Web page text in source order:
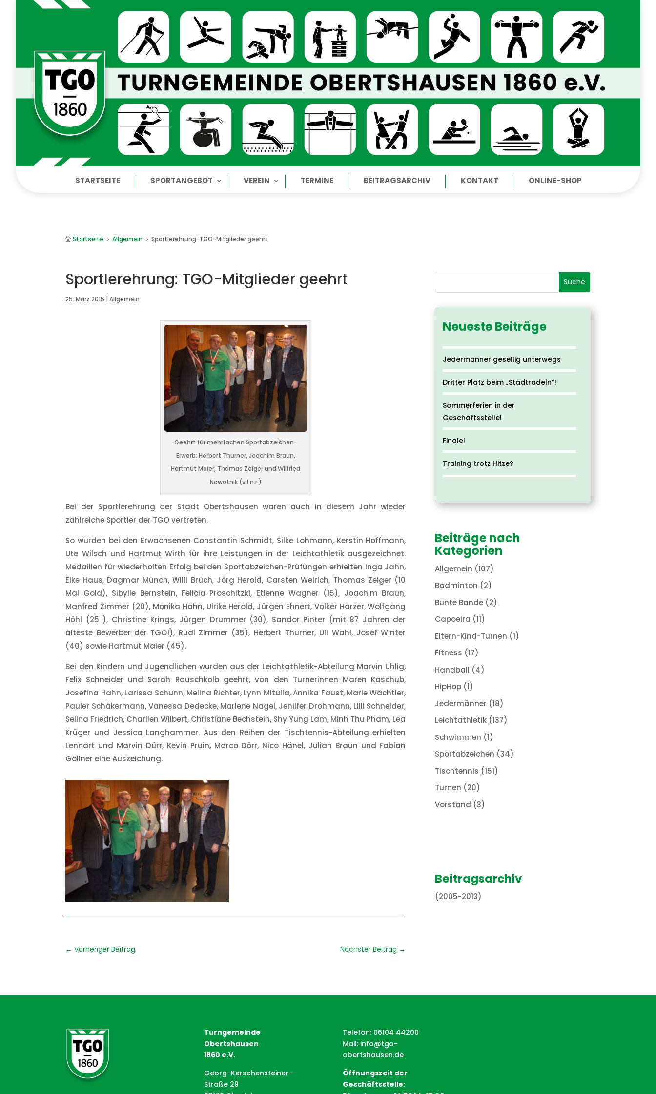
STARTSEITE SPORTANGEBOT VEREIN TERMINE BEITRAGSARCHIV KONTAKT ONLINE-SHOP
 Startseite 5 Allgemein 5 Sportlerehrung: TGO-Mitglieder geehrt
Sportlerehrung: TGO-Mitglieder geehrt
25. März 2015 |Allgemein
Geehrt für mehrfachen Sportabzeichen-
Erwerb: Herbert Thurner, Joachim Braun,
Hartmut Maier, Thomas Zeiger und Wilfried
Nowotnik (v.l.n.r.)
Bei der Sportlerehrung der Stadt Obertshausen waren auch in diesem Jahr wieder
zahlreiche Sportler der TGO vertreten.
So wurden bei den Erwachsenen Constantin Schmidt, Silke Lohmann, Kerstin Hoffmann,
Ute Wilsch und Hartmut Wirth für ihre Leistungen in der Leichtathletik ausgezeichnet.
Medaillen für wiederholten Erfolg bei den Sportabzeichen-Prüfungen erhielten Inga Jahn,
Elke Haus, Dagmar Münch, Willi Brüch, Jörg Herold, Carsten Weirich, Thomas Zeiger (10
Mal Gold), Sibylle Bernstein, Felicia Proschitzki, Etienne Wagner (15), Joachim Braun,
Manfred Zimmer (20), Monika Hahn, Ulrike Herold, Jürgen Ehnert, Volker Harzer, Wolfgang
Höhl (25 ), Christine Krings, Jürgen Drummer (30), Sandor Pinter (mit 87 Jahren der
älteste Bewerber der TGO!), Rudi Zimmer (35), Herbert Thurner, Uli Wahl, Josef Winter
(40) sowie Hartmut Maier (45).
Bei den Kindern und Jugendlichen wurden aus der Leichtathletik-Abteilung Marvin Uhlig,
Felix Schneider und Sarah Rauschkolb geehrt, von den Turnerinnen Maren Kaschub,
Josefina Hahn, Larissa Schunn, Melina Richter, Lynn Mitulla, Annika Faust, Marie Wächtler,
Pauler Schäkermann, Vanessa Dedecke, Marlene Nagel, Jeniifer Drohmann, Lilli Schneider,
Selina Friedrich, Charlien Wilbert, Christiane Bechstein, Shy Yung Lam, Minh Thu Pham, Lea
Krüger und Jessica Langhammer. Aus den Reihen der Tischtennis-Abteilung erhielten
Lennart und Marvin Dürr, Kevin Pruin, Marco Dörr, Nico Hänel, Julian Braun und Fabian
Göllner eine Auszeichung.
←Vorheriger Beitrag Nächster Beitrag →
Neueste Beiträge
Jedermänner gesellig unterwegs
Dritter Platz beim „Stadtradeln“!
Sommerferien in der
Geschäftsstelle!
Finale!
Training trotz Hitze?
Beiträge nach
Kategorien
Allgemein (107)
Badminton (2)
Bunte Bande(2)
Capoeira (11)
Eltern-Kind-Turnen (1)
Fitness (17)
Handball (4)
HipHop(1)
Jedermänner (18)
Leichtathletik(137)
Schwimmen (1)
Sportabzeichen (34)
Tischtennis (151)
Turnen (20)
Vorstand (3)
Beitragsarchiv
(2005-2013)
Turngemeinde
Obertshausen
1860 e.V.
Georg-Kerschensteiner-
Straße 29
Telefon: 06104 44200
Mail: info@tgo-
obertshausen.de
Öffnungszeit der
Geschäftsstelle: